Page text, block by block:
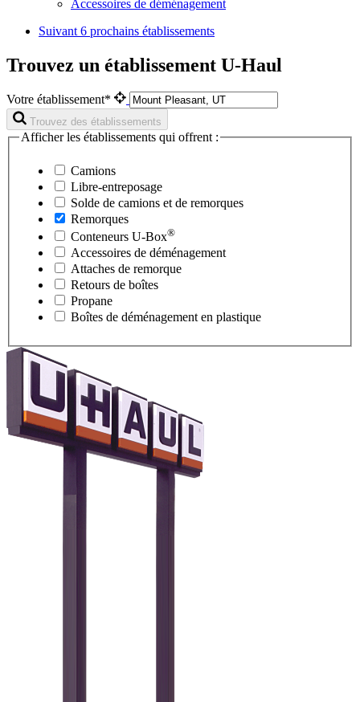
Accessoires de déménagement
Suivant 6 prochains établissements
Trouvez un établissement U-Haul
Votre établissement*
Trouvez des établissements
Afficher les établissements qui offrent :
Camions
Libre-entreposage
Solde de camions et de remorques
Remorques
Conteneurs U-Box®
Accessoires de déménagement
Attaches de remorque
Retours de boîtes
Propane
Boîtes de déménagement en plastique